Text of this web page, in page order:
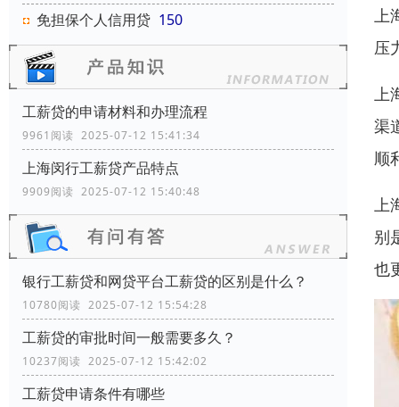
免担保个人信用贷 150
工薪贷的申请材料和办理流程
9961阅读 2025-07-12 15:41:34
上海闵行工薪贷产品特点
9909阅读 2025-07-12 15:40:48
银行工薪贷和网贷平台工薪贷的区别是什么？
10780阅读 2025-07-12 15:54:28
工薪贷的审批时间一般需要多久？
10237阅读 2025-07-12 15:42:02
工薪贷申请条件有哪些
上
压
上
渠
顺
上
别
也